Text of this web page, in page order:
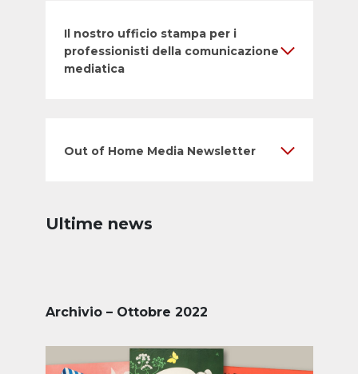
Il nostro ufficio stampa per i
professionisti della comunicazione
mediatica
Out of Home Media Newsletter
Ultime news
Archivio – Ottobre 2022